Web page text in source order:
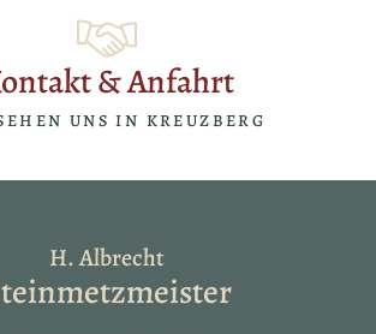
& Anfahrt
UNS IN KREUZBERG
H. Albrecht